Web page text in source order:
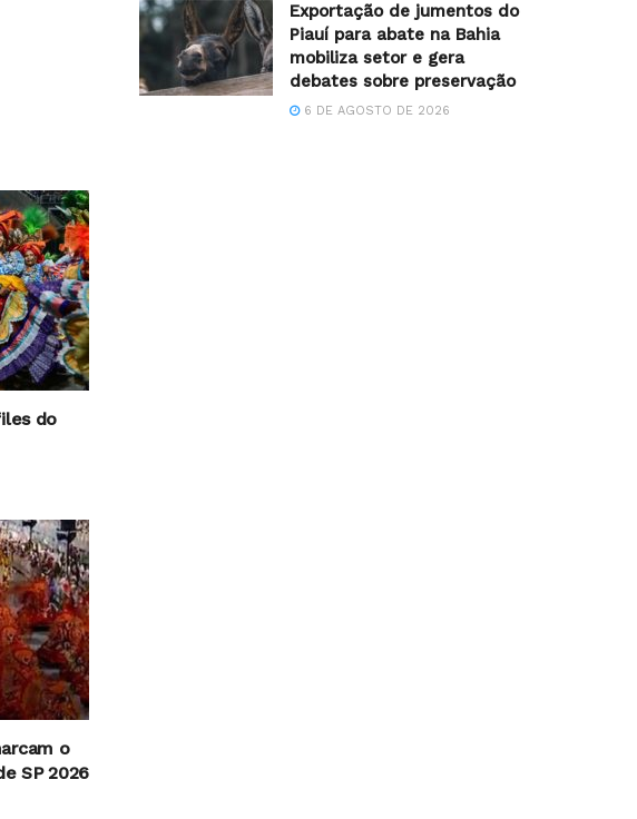
do
o
SP 2026
Exportação de jumentos do
Piauí para abate na Bahia
mobiliza setor e gera
debates sobre preservação
6 DE AGOSTO DE 2026